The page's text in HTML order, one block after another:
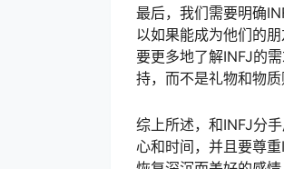
最后，我们需要明确
以如果能成为他们的
要更多地了解INFJ的
持，而不是礼物和物质
综上所述，和INFJ分
心和时间，并且要尊